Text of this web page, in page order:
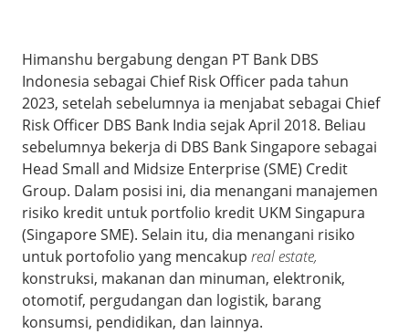
Himanshu bergabung dengan PT Bank DBS
Indonesia sebagai Chief Risk Officer pada tahun
2023, setelah sebelumnya ia menjabat sebagai Chief
Risk Officer DBS Bank India sejak April 2018. Beliau
sebelumnya bekerja di DBS Bank Singapore sebagai
Head Small and Midsize Enterprise (SME) Credit
Group. Dalam posisi ini, dia menangani manajemen
risiko kredit untuk portfolio kredit UKM Singapura
(Singapore SME). Selain itu, dia menangani risiko
untuk portofolio yang mencakup real estate,
konstruksi, makanan dan minuman, elektronik,
otomotif, pergudangan dan logistik, barang
konsumsi, pendidikan, dan lainnya.